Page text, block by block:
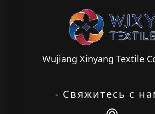
Wujiang Xinyang Textile
- Свяжитесь с